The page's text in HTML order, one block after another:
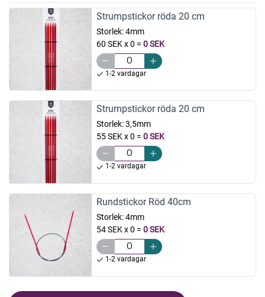
Strumpstickor röda 20 cm
Storlek:4mm
60 SEK x 0 = 0 SEK
1-2 vardagar
Strumpstickor röda 20 cm
Storlek:3,5mm
55 SEK x 0 = 0 SEK
1-2 vardagar
Rundstickor Röd 40cm
Storlek:4mm
54 SEK x 0 = 0 SEK
1-2 vardagar